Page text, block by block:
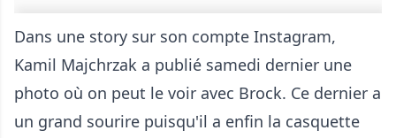
Dans une story sur son compte Instagram,
Kamil Majchrzak a publié samedi dernier une
photo où on peut le voir avec Brock. Ce dernier a
un grand sourire puisqu'il a enfin la casquette